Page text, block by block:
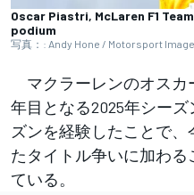
Oscar Piastri, McLaren F1
podium
写真：: Andy Hone / Motorsport
マクラーレンのオスカ
年目となる2025年シー
ズンを経験したことで
たタイトル争いに加わる
ている。